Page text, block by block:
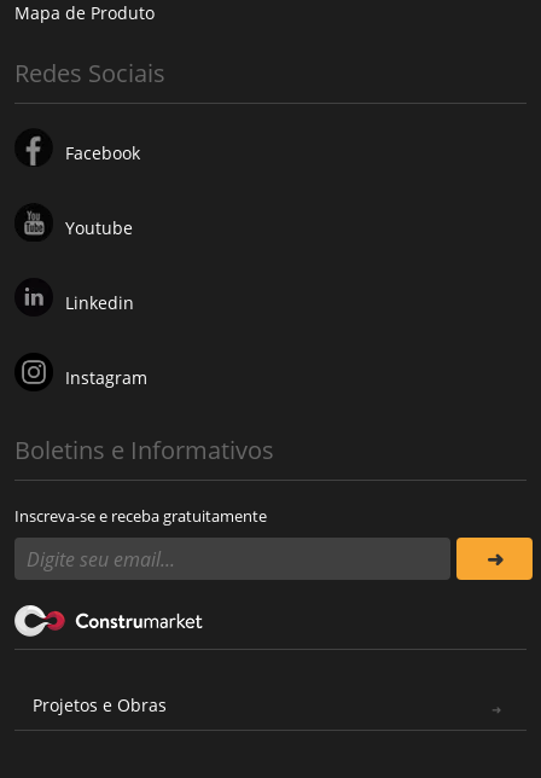
Mapa de Produto
Redes Sociais
Facebook
Youtube
Linkedin
Instagram
Boletins e Informativos
Inscreva-se e receba gratuitamente
Projetos e Obras